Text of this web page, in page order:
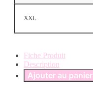
XXL
Fiche Produit
Description
Ajouter au panier